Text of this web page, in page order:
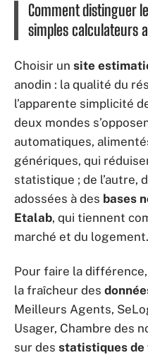
Comment distinguer
simples calculateurs
Choisir un site
anodin : la qualité du
l’apparente simplicité
deux mondes
automatiques,
génériques, qui
statistique ; de l’autre,
adossées à des bases
Etalab, qui tiennent
marché et du logement.
Pour faire la
la fraîcheur des
Meilleurs Agents,
Usager, Chambre des
sur des statistiques de